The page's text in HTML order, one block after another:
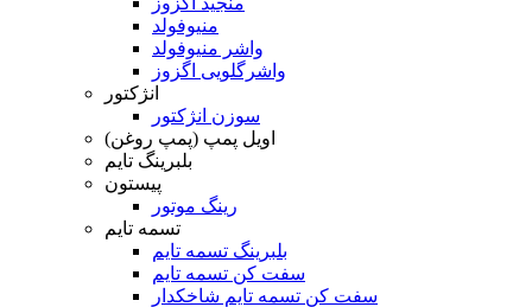
منیوفولد
واشر منیوفولد
واشرگلویی اگزوز
انژکتور
سوزن انژکتور
اویل پمپ (پمپ روغن)
بلبرینگ تایم
پیستون
رینگ موتور
تسمه تایم
بلبرینگ تسمه تایم
سفت کن تسمه تایم
سفت کن تسمه تایم شاخکدار